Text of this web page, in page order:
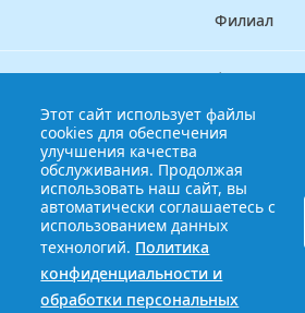
Филиал
Дополнительное
Аккредитационно —
Бережливый
© 2013-2021 Краснодарский краевой
колледж
Политика
персональных
Этот сайт использует файлы
cookies для обеспечения
улучшения качества
обслуживания. Продолжая
использовать наш сайт, вы
автоматически соглашаетесь с
использованием данных
технологий. Политика
конфиденциальности и
обработки персональных